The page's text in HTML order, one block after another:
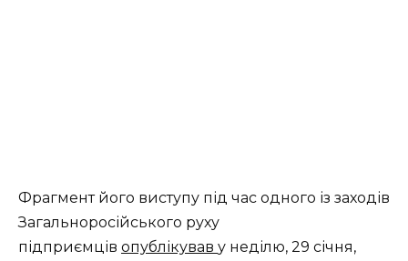
Фрагмент його виступу під час одного із заходів
Загальноросійського руху
підприємців опублікував у неділю, 29 січня,